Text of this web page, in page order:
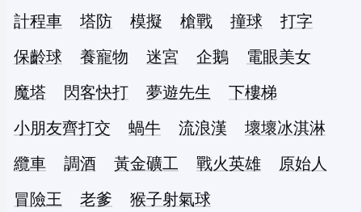
計程車
塔防 模擬 槍戰 撞球
打字
保齡球
養寵物 迷宮 企鵝
電眼美女
魔塔
閃客快打 夢遊先生
下樓梯
小朋友齊打交
蝸牛 流浪漢
壞壞冰淇淋
纜車
調酒 黃金礦工 戰火英雄
原始人
冒險王
老爹 猴子射氣球